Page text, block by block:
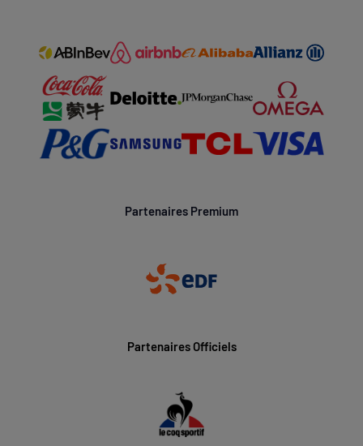
Partenaires Premium
Partenaires Officiels